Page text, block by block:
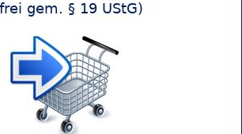
gem. § 19 UStG)